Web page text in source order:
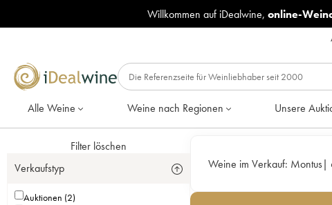
Willkommen auf iDealwine, online-
Alle Weine Weine nach Regionen Unsere
Filter löschen
Verkaufstyp
Auktionen (2)
Weine im Verkauf: Montus|